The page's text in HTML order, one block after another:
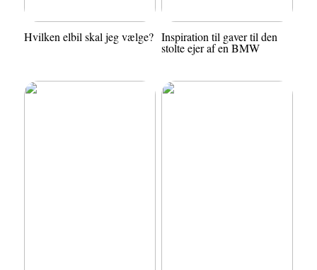
Hvilken elbil skal jeg vælge? Inspiration til gaver til den
stolte ejer af en BMW